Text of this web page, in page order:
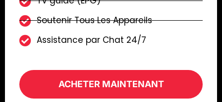
Soutenir Tous Les Appareils
Assistance par Chat 24/7
ACHETER MAINTENANT